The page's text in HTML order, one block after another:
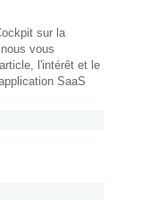
sur la
vous
l'intérêt et le
SaaS